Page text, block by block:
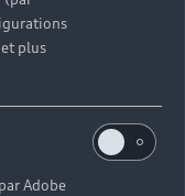
plus
Adobe